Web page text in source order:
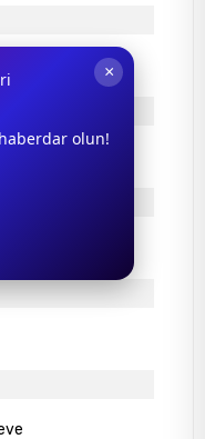
×
olun!